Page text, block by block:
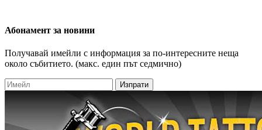
Абонамент за новини
Получавай имейли с информация за по-интересните неща
около събитието. (макс. един път седмично)